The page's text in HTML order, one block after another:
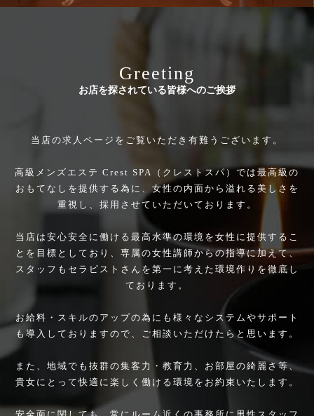
Greeting
お店を探されている皆様へのご挨拶
当店の求人ページをご覧いただき有難うございます。
高級メンズエステ Crest SPA（クレストスパ）では最高級の
おもてなしを提供する為に、女性の内面から溢れる美しさを
重視し、採用させていただいております。
当店は安心安全に働ける最高水準の環境を女性に提供するこ
とを目標としており、専属の女性講師からの指導に加えて、
スタッフもセラピストさんを第一に考えた環境作りを徹底し
ております。
お給料・スキルのアップの為にも様々なシステムやサポート
も導入しておりますので、ご相談いただけたらと思います。
また、地域でも抜群の集客力・教育力、お部屋の綺麗さ等、
貴女にとって快適に楽しく働ける環境をお約束いたします。